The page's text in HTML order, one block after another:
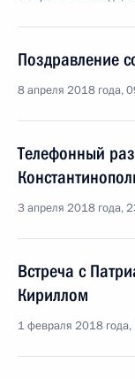
Поздравление
8 апреля 2018 года,
Телефонный
3 апреля 2018 года,
Встреча с
Кириллом
1 февраля 2018